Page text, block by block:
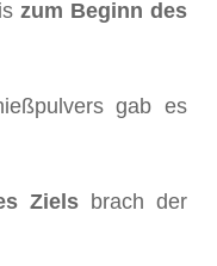
zum Beginn des
gab es
Ziels brach der